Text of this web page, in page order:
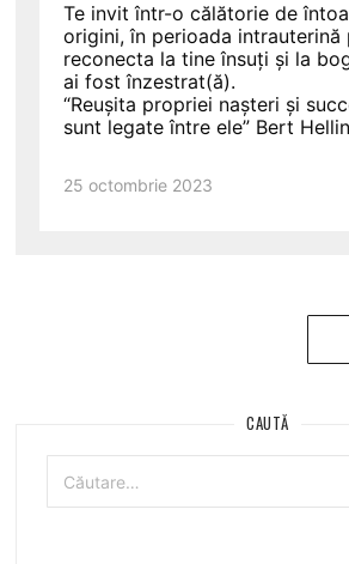
Te invit într-o călătorie de
origini, în perioada intrauterină
reconecta la tine însuți și la
ai fost înzestrat(ă).
“Reușita propriei nașteri și
sunt legate între ele” Bert
25 octombrie 2023
CAUTĂ